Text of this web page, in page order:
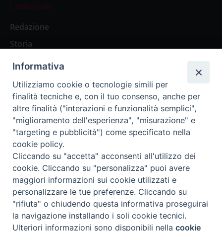
L’editoriale
Redazione
Storia
Abbonamenti
Abbonamento Annuale Digitale
Abbonamento Annuale Cartaceo
Abbonamento Singola Copia Digitale
Redazione: Pavia, Piazza Duomo 11 - tel. 0382.24736 -
amministrazione@ilticino.it - repossi@ilticino.it - P.
IVA: 00213430184
Preferenze Cookie
Informativa
Utilizziamo cookie o tecnologie simili per
finalità tecniche e, con il tuo consenso, anche per
altre finalità ("interazioni e funzionalità semplici",
"miglioramento dell'esperienza", "misurazione" e
"targeting e pubblicità") come specificato nella
cookie policy.
Cliccando su "accetta" acconsenti all'utilizzo dei
cookie. Cliccando su "personalizza" puoi avere
maggiori informazioni sui cookie utilizzati e
personalizzare le tue preferenze. Cliccando su
"rifiuta" o chiudendo questa informativa proseguirai
la navigazione installando i soli cookie tecnici.
Ulteriori informazioni sono disponibili nellacookie